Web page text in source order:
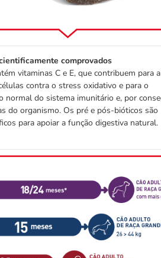
comprovados
vitaminas C e E, que contribuem para a
contra o stress oxidativo e para o
normal do sistema imunitário e, por
do organismo. Os pré e pós-bióticos são
para apoiar a função digestiva natural.